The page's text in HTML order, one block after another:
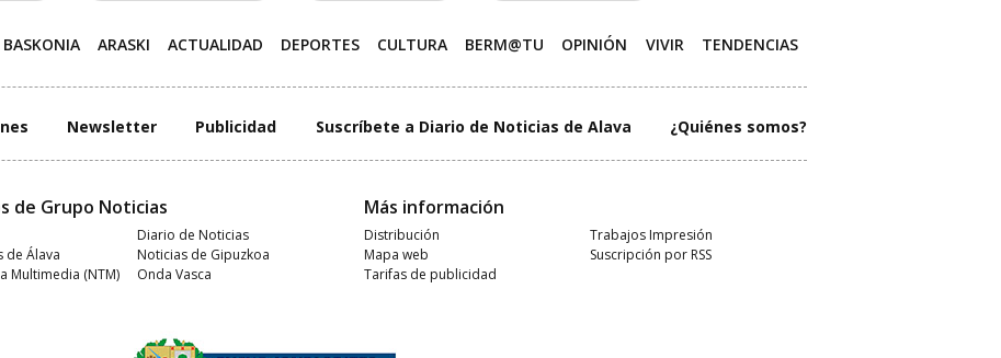
BASKONIA ARASKI ACTUALIDAD DEPORTES CULTURA BERM@TU OPINIÓN VIVIR TENDENCIAS
Newsletter Publicidad Suscríbete a Diario de Noticias de Alava ¿Quiénes somos?
de Grupo Noticias
Diario de Noticias
de Álava
Noticias de Gipuzkoa
Multimedia (NTM)
Onda Vasca
Más información
Distribución
Trabajos Impresión
Mapa web
Suscripción por RSS
Tarifas de publicidad